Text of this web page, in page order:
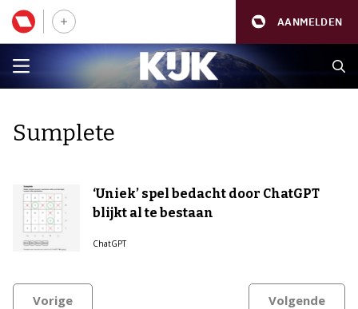
AANMELDEN
Sumplete
‘Uniek’ spel bedacht door ChatGPT
blijkt al te bestaan
ChatGPT
Vorige Volgende